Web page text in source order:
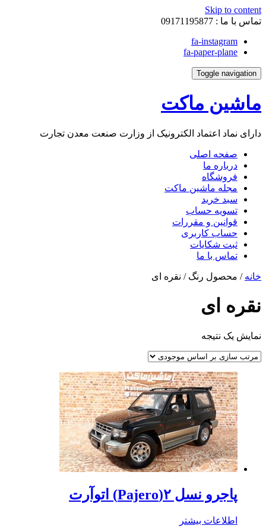
Skip to content
تماس با ما : 09171195877
fa-instagram
fa-paper-plane
Toggle navigation
ماشین ماکت
دارای نماد اعتماد الکترونیک از وزارت صنعت معدن تجارت
صفحه اصلی
درباره ما
فروشگاه
مجله ماشین ماکت
سبد خرید
تسویه حساب
قوانین و مقررات
حساب کاربری
ثبت شکایات
تماس با ما
خانه / محصول رنگ / نقره ای
نقره ای
نمایش یک نتیجه
پاجرو نسل ۲(Pajero) اتوآرت
اطلاعات بیشتر